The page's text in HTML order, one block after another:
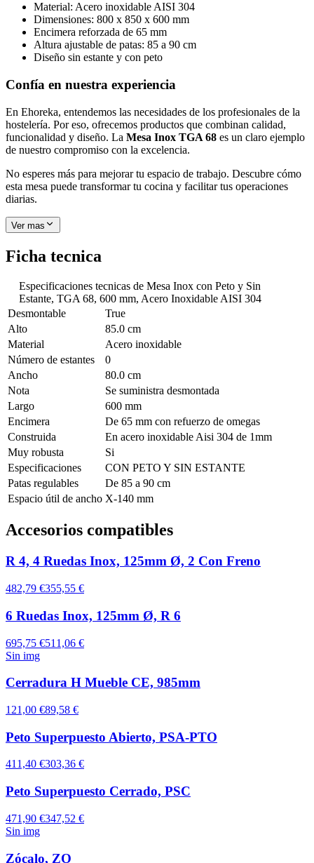
Material: Acero inoxidable AISI 304
Dimensiones: 800 x 850 x 600 mm
Encimera reforzada de 65 mm
Altura ajustable de patas: 85 a 90 cm
Diseño sin estante y con peto
Confía en nuestra experiencia
En Ehoreka, entendemos las necesidades de los profesionales de la
hostelería. Por eso, ofrecemos productos que combinan calidad,
funcionalidad y diseño. La Mesa Inox TGA 68 es un claro ejemplo
de nuestro compromiso con la excelencia.
No esperes más para mejorar tu espacio de trabajo. Descubre cómo
esta mesa puede transformar tu cocina y facilitar tus operaciones
diarias.
Ver mas
Ficha tecnica
Especificaciones tecnicas de Mesa Inox con Peto y Sin
Estante, TGA 68, 600 mm, Acero Inoxidable AISI 304
Desmontable
True
Alto
85.0 cm
Material
Acero inoxidable
Número de estantes
0
Ancho
80.0 cm
Nota
Se suministra desmontada
Largo
600 mm
Encimera
De 65 mm con refuerzo de omegas
Construida
En acero inoxidable Aisi 304 de 1mm
Muy robusta
Si
Especificaciones
CON PETO Y SIN ESTANTE
Patas regulables
De 85 a 90 cm
Espacio útil de ancho X-140 mm
Accesorios compatibles
R 4, 4 Ruedas Inox, 125mm Ø, 2 Con Freno
482,79 €355,55 €
6 Ruedas Inox, 125mm Ø, R 6
695,75 €511,06 €
Sin img
Cerradura H Mueble CE, 985mm
121,00 €89,58 €
Peto Superpuesto Abierto, PSA-PTO
411,40 €303,36 €
Peto Superpuesto Cerrado, PSC
471,90 €347,52 €
Sin img
Zócalo, ZO